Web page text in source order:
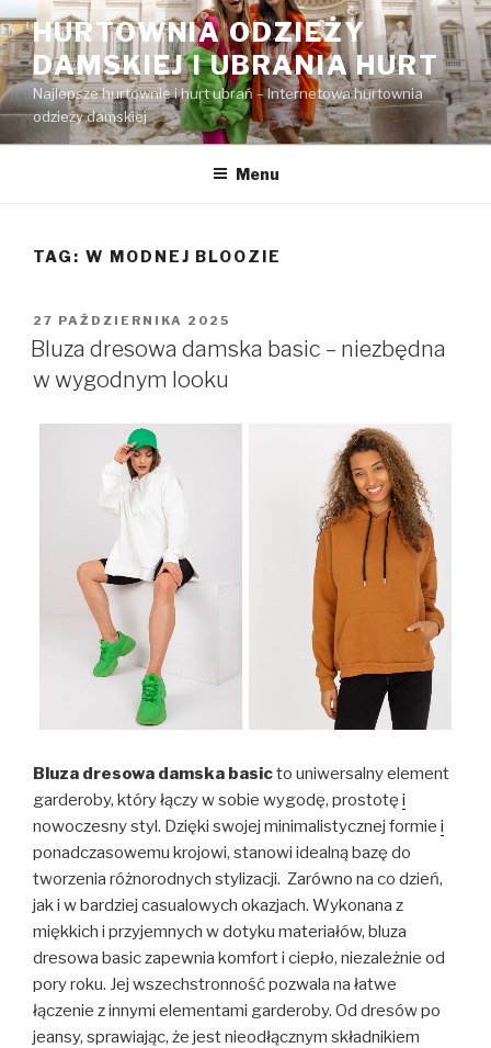
Przejdź
do
treści
HURTOWNIA ODZIEŻY
DAMSKIEJ I UBRANIA HURT
Najlepsze hurtownie i hurt ubrań – Internetowa hurtownia
odzieży damskiej
Menu
TAG: W MODNEJ BLOOZIE
OPUBLIKOWANE
W
27 PAŹDZIERNIKA 2025
Bluza dresowa damska basic – niezbędna
w wygodnym looku
Bluza dresowa damska basicto uniwersalny element
garderoby, który łączy w sobie wygodę, prostotę i
nowoczesny styl. Dzięki swojej minimalistycznej formie i
ponadczasowemu krojowi, stanowi idealną bazę do
tworzenia różnorodnych stylizacji. Zarówno na co dzień,
jak i w bardziej casualowych okazjach. Wykonana z
miękkich i przyjemnych w dotyku materiałów, bluza
dresowa basic zapewnia komfort i ciepło, niezależnie od
pory roku. Jej wszechstronność pozwala na łatwe
łączenie z innymi elementami garderoby. Od dresów po
jeansy, sprawiając, że jest nieodłącznym składnikiem